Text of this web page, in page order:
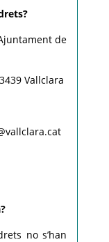
de
Vallclara
no s’han